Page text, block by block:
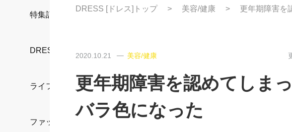
特集記事
DRESS部活
ライフスタイル
ファッション
DRESS [ドレス]トップ 美容/健康 更年期障害を
2020.10.21 美容/健康
更年期障害を認めてしま
バラ色になった